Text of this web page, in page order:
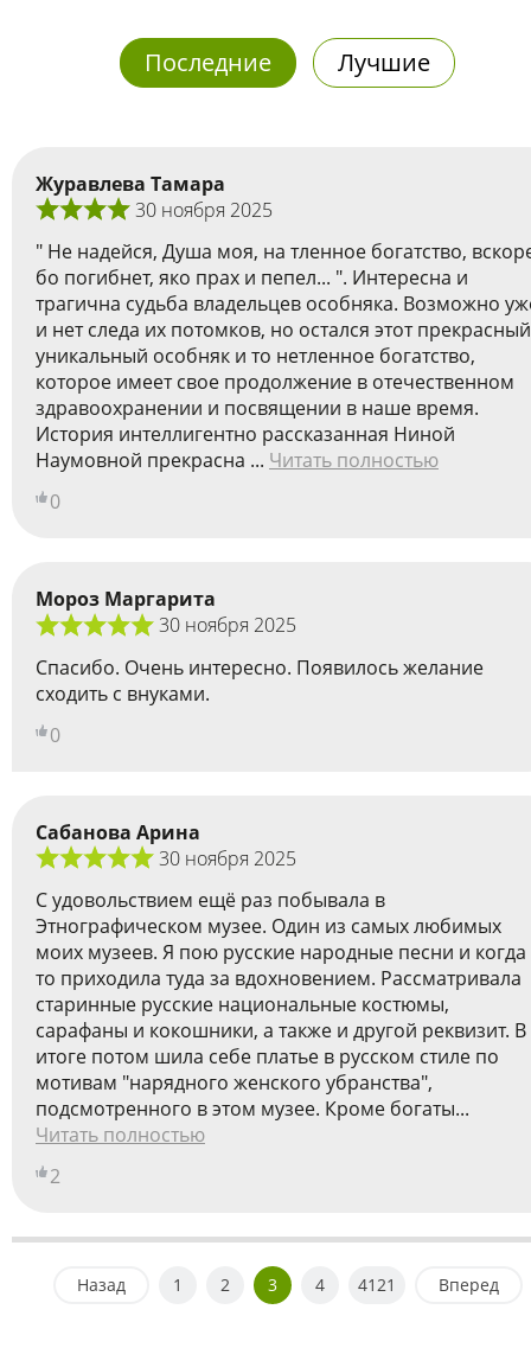
Последние Лучшие
Журавлева Тамара
30 ноября 2025
" Не надейся, Душа моя, на тленное богатство,
бо погибнет, яко прах и пепел... ". Интересна и
трагична судьба владельцев особняка. Возможно
и нет следа их потомков, но остался этот
уникальный особняк и то нетленное богатство,
которое имеет свое продолжение в отечественном
здравоохранении и посвящении в наше время.
История интеллигентно рассказанная Ниной
Наумовной прекрасна ... Читать полностью
0
Мороз Маргарита
30 ноября 2025
Спасибо. Очень интересно. Появилось желание
сходить с внуками.
0
Сабанова Арина
30 ноября 2025
С удовольствием ещё раз побывала в
Этнографическом музее. Один из самых любимых
моих музеев. Я пою русские народные песни и когда
то приходила туда за вдохновением. Рассматривала
старинные русские национальные костюмы,
сарафаны и кокошники, а также и другой реквизит. В
итоге потом шила себе платье в русском стиле по
мотивам "нарядного женского убранства",
подсмотренного в этом музее. Кроме богаты...
Читать полностью
2
Назад 1 2 3 4 4121 Вперед